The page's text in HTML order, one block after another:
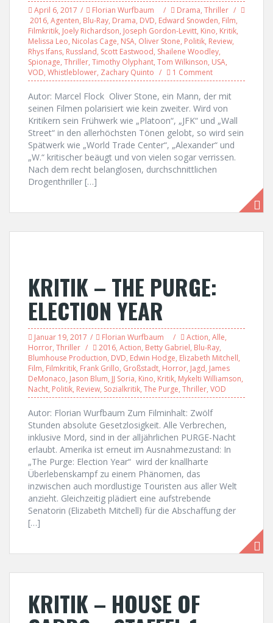
April 6, 2017 Florian Wurfbaum Drama, Thriller
2016, Agenten, Blu-Ray, Drama, DVD, Edward Snowden, Film,
Filmkritik, Joely Richardson, Joseph Gordon-Levitt, Kino, Kritik,
Melissa Leo, Nicolas Cage, NSA, Oliver Stone, Politik, Review,
Rhys Ifans, Russland, Scott Eastwood, Shailene Woodley,
Spionage, Thriller, Timothy Olyphant, Tom Wilkinson, USA,
VOD, Whistleblower, Zachary Quinto 1 Comment
Autor: Marcel Flock Oliver Stone, ein Mann, der mit
seinen Filmen polarisiert wie kein zweiter. Wird von
Kritikern sein Frühwerk wie „Platoon“, „JFK“ und „Wall
Street“ in den allerhöchsten Tönen gelobt, so wird sein
Spätwerk wie „World Trade Center“, „Alexander“ und
„W.“ kritischer beäugt und von vielen sogar verrissen.
Nach dem recht belanglosen, durchschnittlichen
Drogenthriller […]
KRITIK – THE PURGE:
ELECTION YEAR
Januar 19, 2017 Florian Wurfbaum Action, Alle,
Horror, Thriller 2016, Action, Betty Gabriel, Blu-Ray,
Blumhouse Production, DVD, Edwin Hodge, Elizabeth Mitchell,
Film, Filmkritik, Frank Grillo, Großstadt, Horror, Jagd, James
DeMonaco, Jason Blum, JJ Soria, Kino, Kritik, Mykelti Williamson,
Nacht, Politik, Review, Sozialkritik, The Purge, Thriller, VOD
Autor: Florian Wurfbaum Zum Filminhalt: Zwölf
Stunden absolute Gesetzlosigkeit. Alle Verbrechen,
inklusive Mord, sind in der alljährlichen PURGE-Nacht
erlaubt. Amerika ist erneut im Ausnahmezustand: In
„The Purge: Election Year“ wird der knallharte
Überlebenskampf zu einem Phänomen, das
inzwischen auch mordlustige Touristen aus aller Welt
anzieht. Gleichzeitig plädiert eine aufstrebende
Senatorin (Elizabeth Mitchell) für die Abschaffung der
[…]
KRITIK – HOUSE OF